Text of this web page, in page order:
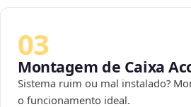
03
Montagem de Caixa
Sistema ruim ou mal instalado?
o funcionamento ideal.